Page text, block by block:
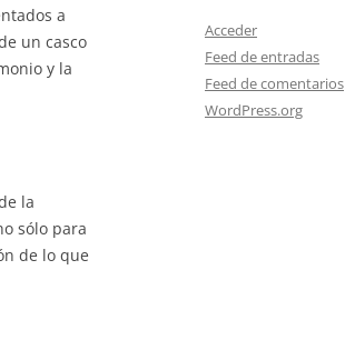
a
un casco
y la
la
sólo para
de lo que
Acceder
Feed de entradas
Feed de comentarios
WordPress.org